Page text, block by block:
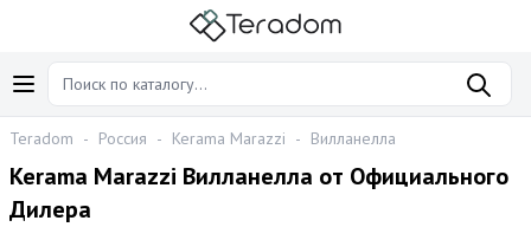
Teradom - Россия - Kerama Marazzi - Вилланелла
Kerama Marazzi Вилланелла от Официального
Дилера